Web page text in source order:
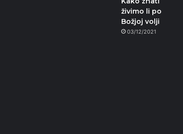
živimo li po
Božjoj volji
03/12/2021